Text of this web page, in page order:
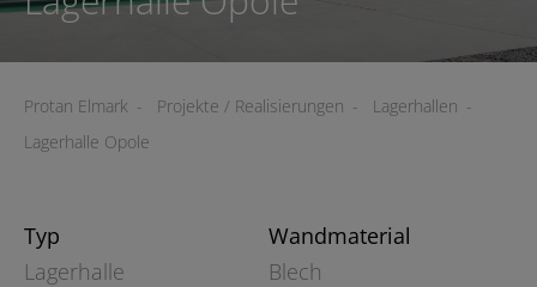
Protan Elmark - Projekte / Realisierungen - Lagerhallen -
Lagerhalle Opole
Typ
Lagerhalle
Wandmaterial
Blech